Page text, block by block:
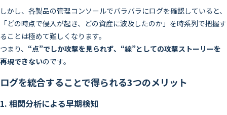
しかし、各製品の管理コンソールでバラバラにログを確認していると、
「どの時点で侵入が起き、どの資産に波及したのか」を時系列で把握す
ることは極めて難しくなります。
つまり、 “点”でしか攻撃を見られず、“線”としての攻撃ストーリーを
再現できないのです。
ログを統合することで得られる3つのメリット
1. 相関分析による早期検知